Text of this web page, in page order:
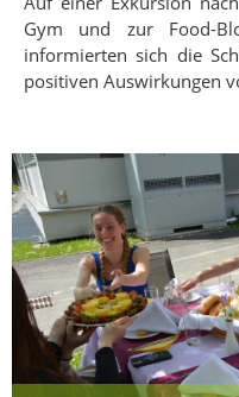
Gym und zur Food-
informierten sich die
positiven Auswirkungen